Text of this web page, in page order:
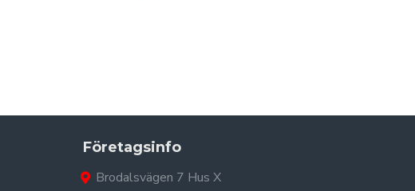
Företagsinfo
Brodalsvägen 7 Hus X